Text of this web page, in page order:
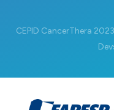
CEPID CancerThera